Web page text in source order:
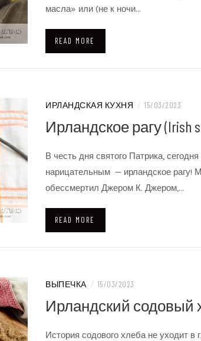
масла» или (не к ночи…
READ MORE
ИРЛАНДСКАЯ КУХНЯ / 15/03/2023
Ирландское рагу (Irish
В честь дня святого Патрика,
нарицательным — ирландское рагу!
обессмертил Джером К. Джером,…
READ MORE
ВЫПЕЧКА / 15/03/2023
Ирландский содовый
История содового хлеба не уходит в